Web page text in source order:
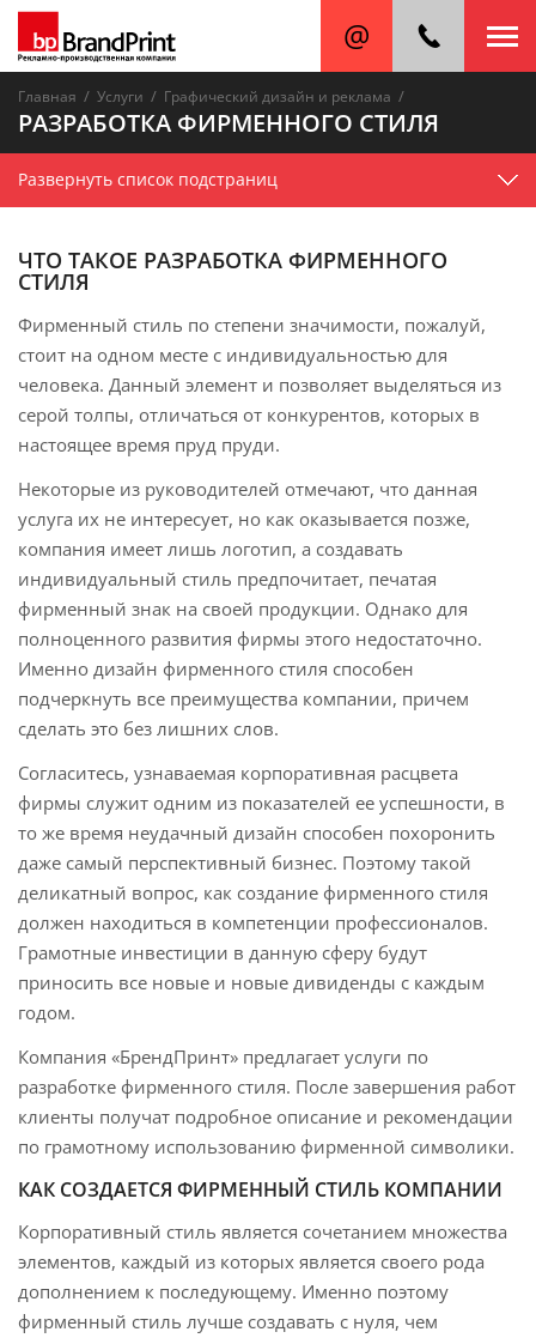
Главная / Услуги / Графический дизайн и реклама /
РАЗРАБОТКА ФИРМЕННОГО СТИЛЯ
Развернуть список подстраниц
ЧТО ТАКОЕ РАЗРАБОТКА ФИРМЕННОГО
СТИЛЯ
Фирменный стиль по степени значимости, пожалуй,
стоит на одном месте с индивидуальностью для
человека. Данный элемент и позволяет выделяться из
серой толпы, отличаться от конкурентов, которых в
настоящее время пруд пруди.
Некоторые из руководителей отмечают, что данная
услуга их не интересует, но как оказывается позже,
компания имеет лишь логотип, а создавать
индивидуальный стиль предпочитает, печатая
фирменный знак на своей продукции. Однако для
полноценного развития фирмы этого недостаточно.
Именно дизайн фирменного стиля способен
подчеркнуть все преимущества компании, причем
сделать это без лишних слов.
Согласитесь, узнаваемая корпоративная расцвета
фирмы служит одним из показателей ее успешности, в
то же время неудачный дизайн способен похоронить
даже самый перспективный бизнес. Поэтому такой
деликатный вопрос, как создание фирменного стиля
должен находиться в компетенции профессионалов.
Грамотные инвестиции в данную сферу будут
приносить все новые и новые дивиденды с каждым
годом.
Компания «БрендПринт» предлагает услуги по
разработке фирменного стиля. После завершения работ
клиенты получат подробное описание и рекомендации
по грамотному использованию фирменной символики.
КАК СОЗДАЕТСЯ ФИРМЕННЫЙ СТИЛЬ КОМПАНИИ
Корпоративный стиль является сочетанием множества
элементов, каждый из которых является своего рода
дополнением к последующему. Именно поэтому
фирменный стиль лучше создавать с нуля, чем